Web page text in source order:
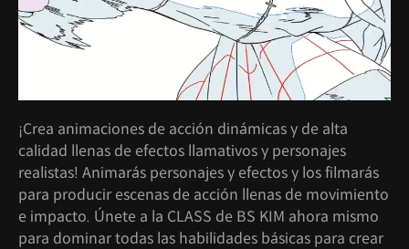
¡Crea animaciones de acción dinámicas y de alta
calidad llenas de efectos llamativos y personajes
realistas! Animarás personajes y efectos y los filmarás
para producir escenas de acción llenas de movimiento
e impacto. Únete a la CLASS de BS KIM ahora mismo
para dominar todas las habilidades básicas para crear